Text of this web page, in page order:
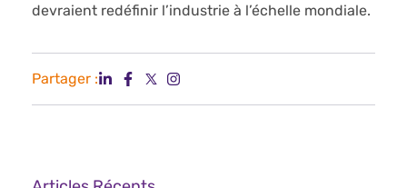
devraient redéfinir l’industrie à l’échelle mondiale.
Partager :